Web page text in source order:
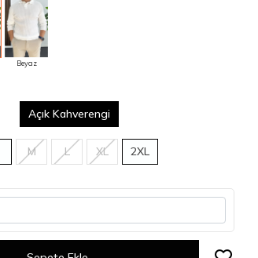
Beyaz
Açık Kahverengi
M L XL 2XL